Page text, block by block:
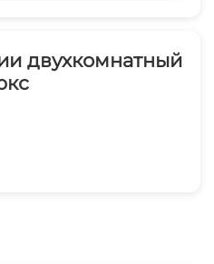
двухкомнатный